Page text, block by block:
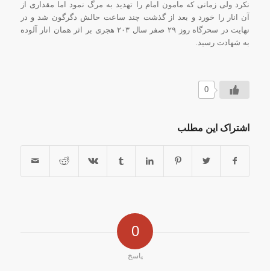
نکرد ولی زمانی که مامون امام را تهدید به مرگ نمود اما مقداری از
آن انار را خورد و بعد از گذشت چند ساعت حالش دگرگون شد و در
نهایت در سحرگاه روز ۲۹ صفر سال ۲۰۳ هجری بر اثر همان انار آلوده
به شهادت رسید.
0
اشتراک این مطلب
0
پاسخ